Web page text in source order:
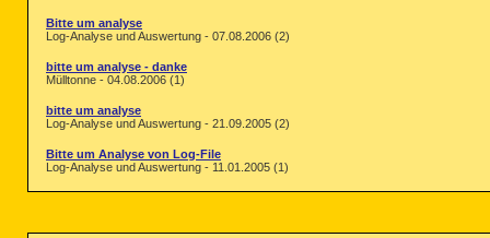
Bitte um analyse
Log-Analyse und Auswertung - 07.08.2006 (2)
bitte um analyse - danke
Mülltonne - 04.08.2006 (1)
bitte um analyse
Log-Analyse und Auswertung - 21.09.2005 (2)
Bitte um Analyse von Log-File
Log-Analyse und Auswertung - 11.01.2005 (1)